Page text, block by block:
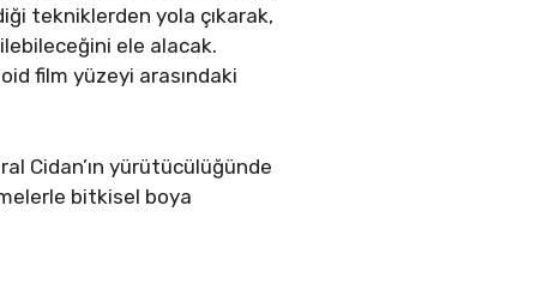
tekniklerden yola çıkarak,
ele alacak.
film yüzeyi arasındaki
Cidan’ın yürütücülüğünde
bitkisel boya